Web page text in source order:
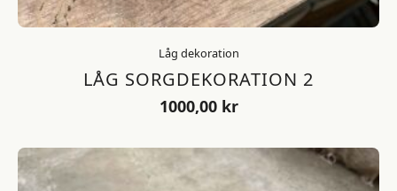
Låg dekoration
LÅG SORGDEKORATION 2
1000,00 kr